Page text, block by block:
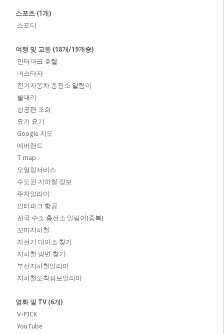
스포츠 (1개)
스포티
여행 및 교통 (18개/19개중)
인터파크 호텔
버스타자
전기자동차 충전소 알림이
별대리
항공편 조회
요기 요기
Google 지도
에버랜드
T map
오일링서비스
수도권 지하철 정보
주차알리미
인터파크 항공
전국 수소 충전소 알림이(중복)
꼬마지하철
자전거 대여소 찾기
지하철 방면 찾기
부산지하철알리미
지하철도착정보알리미
영화 및 TV (6개)
V-PICK
YouTube